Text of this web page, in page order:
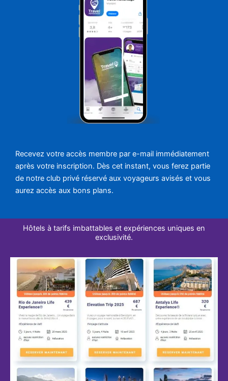
Recevez votre accès membre par e-mail immédiatement
après votre inscription. Dès cet instant, vous ferez partie
de notre club privé réservé aux voyageurs avisés et vous
aurez accès aux bons plans.
Hôtels à tarifs imbattables et expériences uniques en
exclusivité.